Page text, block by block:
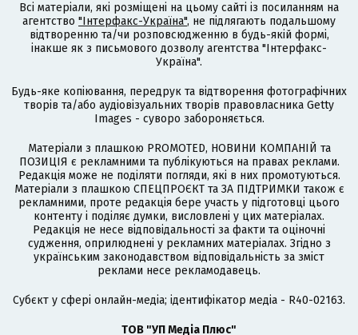
Всі матеріали, які розміщені на цьому сайті із посиланням на
агентство "Інтерфакс-Україна", не підлягають подальшому
відтворенню та/чи розповсюдженню в будь-якій формі,
інакше як з письмового дозволу агентства "Інтерфакс-
Україна".
Будь-яке копіювання, передрук та відтворення фотографічних
творів та/або аудіовізуальних творів правовласника Getty
Images - суворо забороняється.
Матеріали з плашкою PROMOTED, НОВИНИ КОМПАНІЙ та
ПОЗИЦІЯ є рекламними та публікуються на правах реклами.
Редакція може не поділяти погляди, які в них промотуються.
Матеріали з плашкою СПЕЦПРОЄКТ та ЗА ПІДТРИМКИ також є
рекламними, проте редакція бере участь у підготовці цього
контенту і поділяє думки, висловлені у цих матеріалах.
Редакція не несе відповідальності за факти та оціночні
судження, оприлюднені у рекламних матеріалах. Згідно з
українським законодавством відповідальність за зміст
реклами несе рекламодавець.
Cубєкт у сфері онлайн-медіа; ідентифікатор медіа - R40-02163.
ТОВ "УП Медіа Плюс"